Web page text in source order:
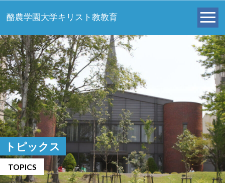
酪農学園大学キリスト教教育
トピックス
TOPICS